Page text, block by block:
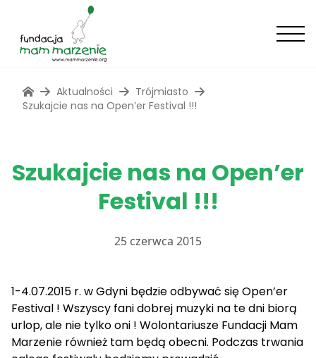
Aktualności
Trójmiasto
Szukajcie nas na Open’er Festival !!!
Szukajcie nas na Open’er
Festival !!!
25 czerwca 2015
1-4.07.2015 r. w Gdyni będzie odbywać się Open’er
Festival ! Wszyscy fani dobrej muzyki na te dni biorą
urlop, ale nie tylko oni ! Wolontariusze Fundacji Mam
Marzenie również tam będą obecni. Podczas trwania